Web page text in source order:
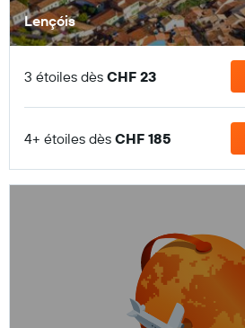
Lençóis
3 étoiles dès CHF 23
4+ étoiles dès CHF 185